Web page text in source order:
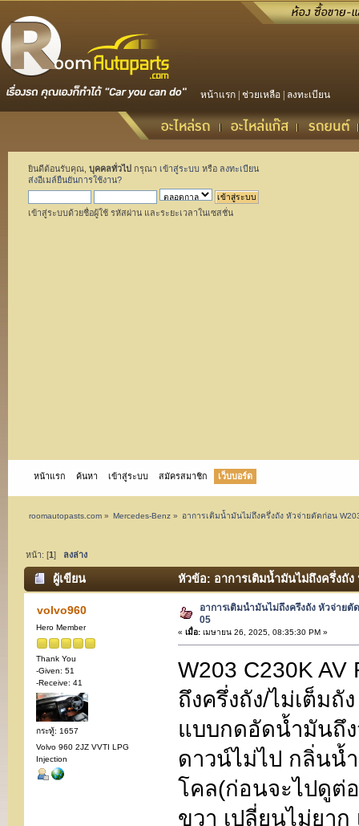
หน้าแรก ช่วยเหลือ ลงทะเบียน
ยินดีต้อนรับคุณ, บุคคลทั่วไป กรุณา เข้าสู่ระบบ หรือ ลงทะเบียน
ส่งอีเมล์ยืนยันการใช้งาน?
เข้าสู่ระบบด้วยชื่อผู้ใช้ รหัสผ่าน และระยะเวลาในเซสชั่น
หน้าแรก ค้นหา เข้าสู่ระบบ สมัครสมาชิก เว็บบอร์ด
roomautopasts.com» Mercedes-Benz» อาการเติมน้ำมันไม่ถึงครึ่งถัง หัวจ่ายตัดก่อน
หน้า: [1] ลงล่าง
ผู้เขียน หัวข้อ: อาการเติมน้ำมันไม่ถึงครึ่งถัง
volvo960
Hero Member
Thank You
-Given: 51
-Receive: 41
กระทู้: 1657
Volvo 960 2JZ VVTI LPG
Injection
อาการเติมน้ำมันไม่ถึงครึ่งถัง หัวจ่ายตั
05
« เมื่อ:เมษายน 26, 2025, 08:35:30 PM »
W203 C230K
ถึงครึ่งถัง/ไม่เต็มถั
แบบกดอัดน้ำมันถึง
ดาวน์ไม่ไป กลิ่นน้
โคล(ก่อนจะไปดูต่
ขวา เปลี่ยนไม่ยา